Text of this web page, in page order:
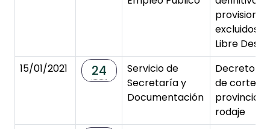
provisional
excluidos
Libre
15/01/2021
24
Servicio de
Secretaría y
Documentación
Decreto
de corte
provincial
rodaje